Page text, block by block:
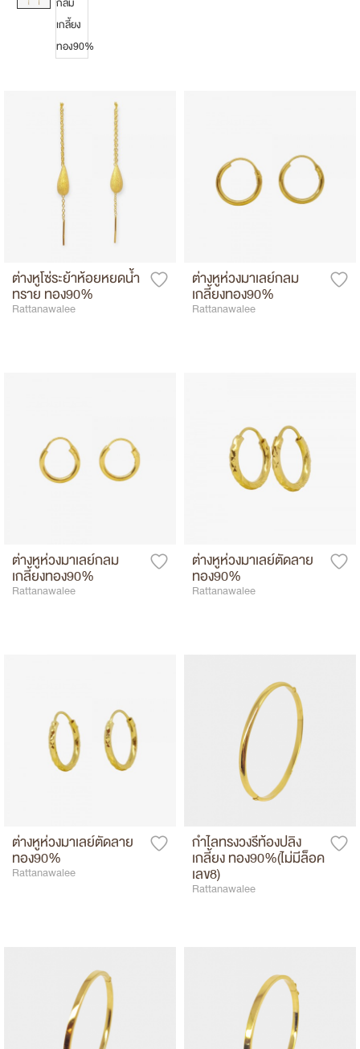
ต่างหูโซ่ระย้าห้อยหยดน้ำ
ทราย ทอง90%
Rattanawalee
ต่างหูห่วงมาเลย์กลม
เกลี้ยงทอง90%
Rattanawalee
ต่างหูห่วงมาเลย์กลม
เกลี้ยงทอง90%
Rattanawalee
ต่างหูห่วงมาเลย์ตัดลาย
ทอง90%
Rattanawalee
ต่างหูห่วงมาเลย์ตัดลาย
ทอง90%
Rattanawalee
กำไลทรงวงรีท้องปลิง
เกลี้ยง ทอง90%(ไม่มีล็อค
เลข8)
Rattanawalee